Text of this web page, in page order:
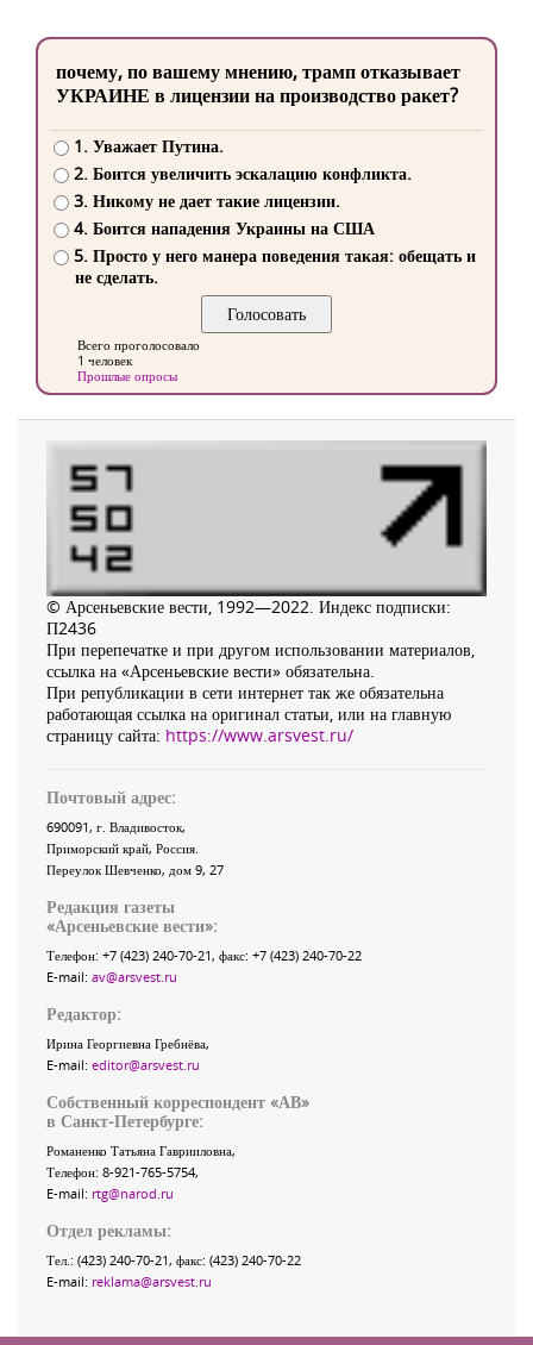
почему, по вашему мнению, трамп отказывает
УКРАИНЕ в лицензии на производство ракет?
1. Уважает Путина.
2. Боится увеличить эскалацию конфликта.
3. Никому не дает такие лицензии.
4. Боится нападения Украины на США
5. Просто у него манера поведения такая: обещать и
не сделать.
Всего проголосовало
1 человек
Прошлые опросы
© Арсеньевские вести, 1992—2022. Индекс подписки:
П2436
При перепечатке и при другом использовании материалов,
ссылка на «Арсеньевские вести» обязательна.
При републикации в сети интернет так же обязательна
работающая ссылка на оригинал статьи, или на главную
страницу сайта: https://www.arsvest.ru/
Почтовый адрес:
690091, г. Владивосток,
Приморский край, Россия
Переулок Шевченко, дом 9, 27
Редакция газеты
«Арсеньевские вести»:
Телефон: +7 (423) 240-70-21, факс: +7 (423) 240-70-22
E-mail: av@arsvest.ru
Редактор:
Ирина Георгиевна Гребнёва,
E-mail: editor@arsvest.ru
Собственный корреспондент «АВ»
в Санкт-Петербурге:
Романенко Татьяна Гаврииловна,
Телефон: 8-921-765-5754,
E-mail: rtg@narod.ru
Отдел рекламы:
Тел.: (423) 240-70-21, факс: (423) 240-70-22
E-mail: reklama@arsvest.ru